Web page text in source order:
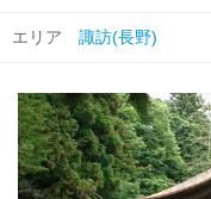
エリア 諏訪(長野)